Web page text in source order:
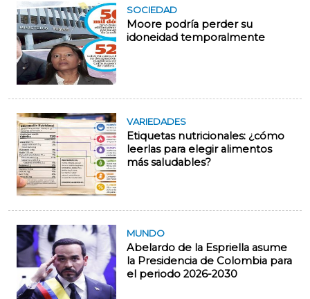
SOCIEDAD
Moore podría perder su
idoneidad temporalmente
VARIEDADES
Etiquetas nutricionales: ¿cómo
leerlas para elegir alimentos
más saludables?
MUNDO
Abelardo de la Espriella asume
la Presidencia de Colombia para
el periodo 2026-2030